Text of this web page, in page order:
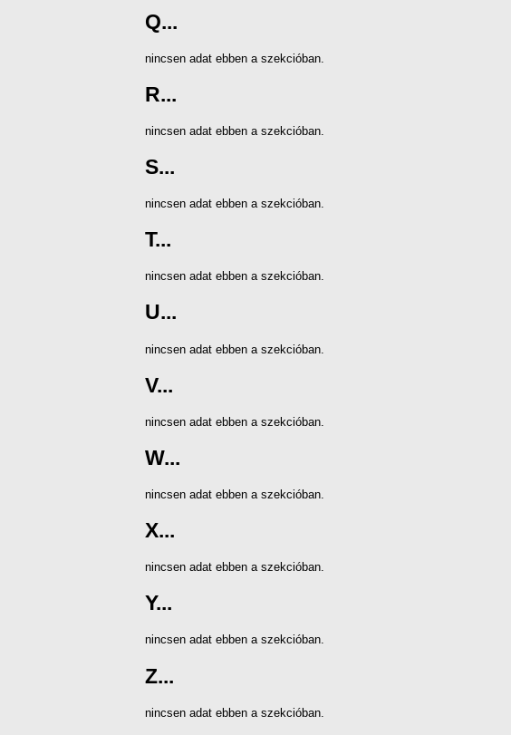
Q...
nincsen adat ebben a szekcióban.
R...
nincsen adat ebben a szekcióban.
S...
nincsen adat ebben a szekcióban.
T...
nincsen adat ebben a szekcióban.
U...
nincsen adat ebben a szekcióban.
V...
nincsen adat ebben a szekcióban.
W...
nincsen adat ebben a szekcióban.
X...
nincsen adat ebben a szekcióban.
Y...
nincsen adat ebben a szekcióban.
Z...
nincsen adat ebben a szekcióban.